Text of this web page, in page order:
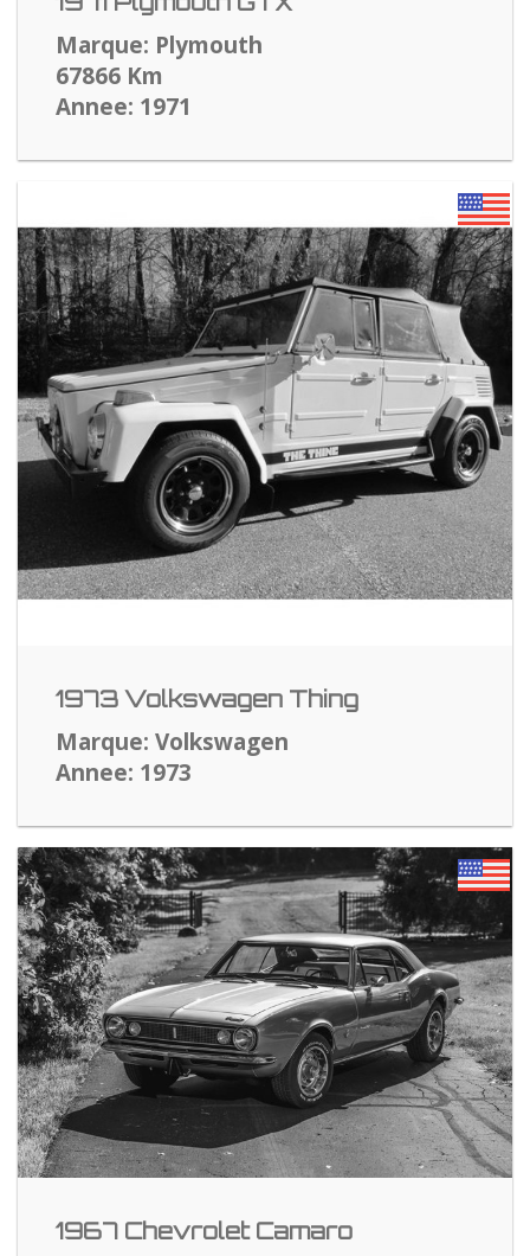
Marque: Plymouth
67866 Km
Annee: 1971
1973 Volkswagen Thing
Marque: Volkswagen
Annee: 1973
1967 Chevrolet Camaro